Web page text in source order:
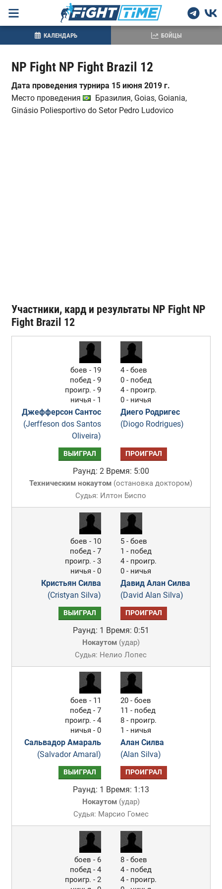
NP Fight NP Fight Brazil 12
Дата проведения турнира 15 июня 2019 г.
Место проведения
Бразилия, Goias, Goiania,
Ginásio Poliesportivo do Setor Pedro Ludovico
Участники, кард и результаты NP Fight NP
Fight Brazil 12
боев - 19
побед - 9
проигр. - 9
ничья - 1
Джефферсон Сантос
(Jerffeson dos Santos
Oliveira)
4 - боев
0 - побед
4 - проигр.
0 - ничья
Диего Родригес
(Diogo Rodrigues)
ВЫИГРАЛ ПРОИГРАЛ
Раунд: 2 Время: 5:00
Техническим нокаутом (остановка доктором)
Судья: Илтон Биспо
боев - 10
побед - 7
проигр. - 3
ничья - 0
Кристьян Силва
(Cristyan Silva)
5 - боев
1 - побед
4 - проигр.
0 - ничья
Давид Алан Силва
(David Alan Silva)
ВЫИГРАЛ ПРОИГРАЛ
Раунд: 1 Время: 0:51
Нокаутом(удар)
Судья: Нелио Лопес
боев - 11
побед - 7
проигр. - 4
ничья - 0
Сальвадор Амараль
(Salvador Amaral)
20 - боев
11 - побед
8 - проигр.
1 - ничья
Алан Силва
(Alan Silva)
ВЫИГРАЛ ПРОИГРАЛ
Раунд: 1 Время: 1:13
Нокаутом(удар)
Судья: Марсио Гомес
боев - 6
побед - 4
проигр. - 2
8 - боев
4 - побед
4 - проигр.
КАЛЕНДАРЬ БОЙЦЫ